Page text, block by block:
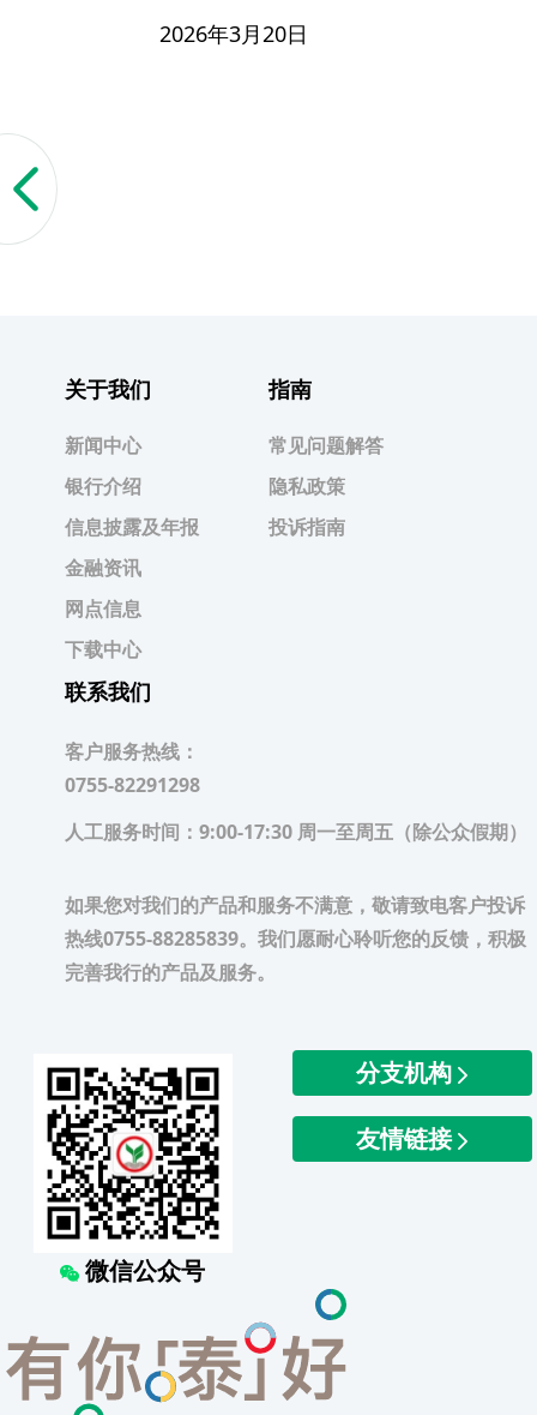
2026年3月20日
关于我们
新闻中心
银行介绍
信息披露及年报
金融资讯
网点信息
下载中心
指南
常见问题解答
隐私政策
投诉指南
联系我们
客户服务热线：
0755-82291298
人工服务时间：9:00-17:30 周一至周五（除公众假期）
如果您对我们的产品和服务不满意，敬请致电客户投诉
热线0755-88285839。我们愿耐心聆听您的反馈，积极
完善我行的产品及服务。
微信公众号
分支机构
友情链接